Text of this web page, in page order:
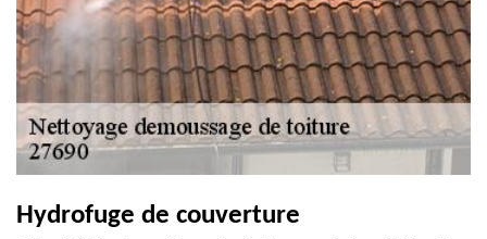
Hydrofuge de couverture